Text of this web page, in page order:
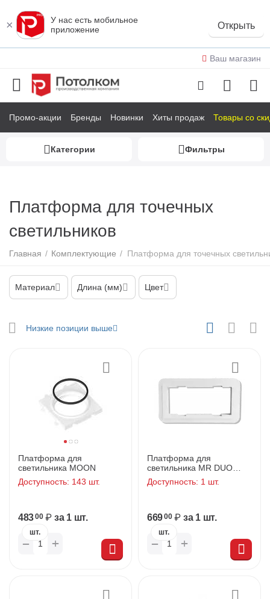
×
У нас есть мобильное
приложение
Открыть
Ваш магазин
Промо-акции Бренды Новинки Хиты продаж Товары со
Категории Фильтры
Платформа для точечных
светильников
Главная / Комплектующие / Платформа для точечных
Материал Длина (мм) Цвет
Низкие позиции выше
Платформа для
светильника MOON
Доступность: 143 шт.
48300 ₽ за 1 шт.
+
−
шт.
Платформа для
светильника MR DUO
D150*70мм/205*120мм
Доступность: 1 шт.
66900 ₽ за 1 шт.
+
−
шт.